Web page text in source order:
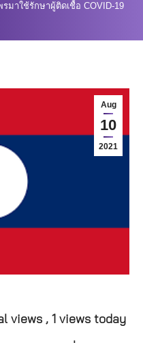
มาใช้รักษาผู้ติดเชื้อ COVID-19
Aug
10
2021
views , 1 views today